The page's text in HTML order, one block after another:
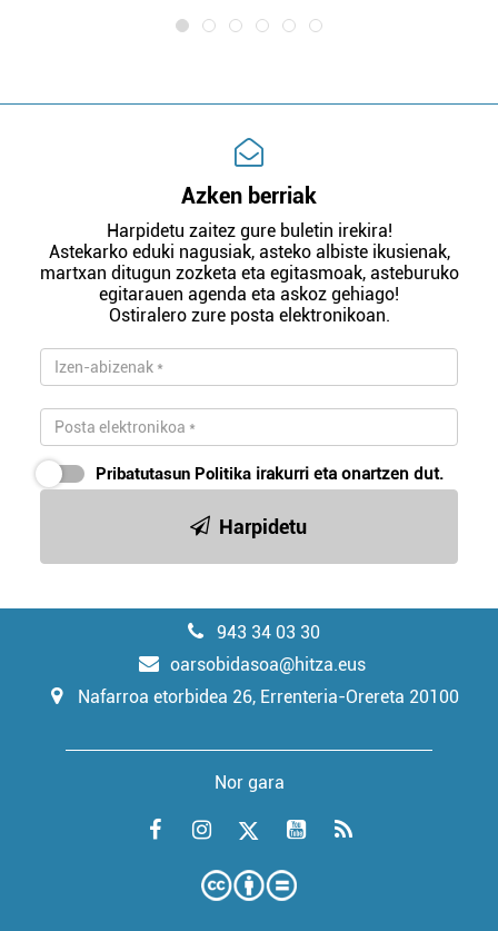
Azken berriak
Harpidetu zaitez gure buletin irekira!
Astekarko eduki nagusiak, asteko albiste ikusienak,
martxan ditugun zozketa eta egitasmoak, asteburuko
egitarauen agenda eta askoz gehiago!
Ostiralero zure posta elektronikoan.
Pribatutasun Politika irakurri eta onartzen dut.
Harpidetu
943 34 03 30
oarsobidasoa@hitza.eus
Nafarroa etorbidea 26, Errenteria-Orereta 20100
Nor gara